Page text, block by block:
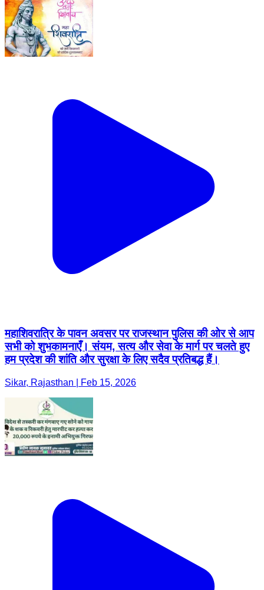
महाशिवरात्रि के पावन अवसर पर राजस्थान पुलिस की ओर से आप
सभी को शुभकामनाएँ। संयम, सत्य और सेवा के मार्ग पर चलते हुए
हम प्रदेश की शांति और सुरक्षा के लिए सदैव प्रतिबद्ध हैं।
Sikar, Rajasthan | Feb 15, 2026